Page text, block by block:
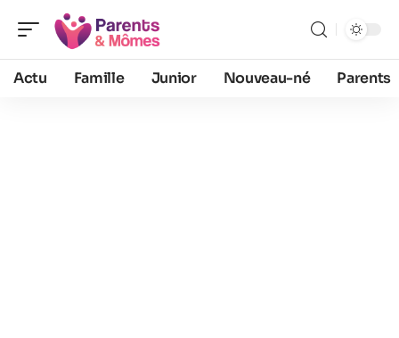
Actu Famille Junior Nouveau-né Parents